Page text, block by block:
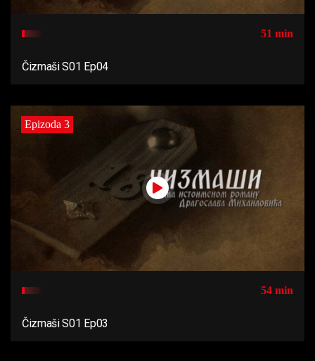
51 min
Čizmaši S01 Ep04
Epizoda 3
54 min
Čizmaši S01 Ep03